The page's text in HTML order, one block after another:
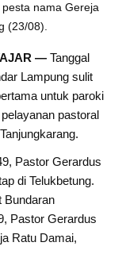
nama Gereja
(23/08).
— Tanggal
Lampung sulit
untuk paroki
pastoral
Pastor Gerardus
di Telukbetung.
Bundaran
Pastor Gerardus
Ratu Damai,